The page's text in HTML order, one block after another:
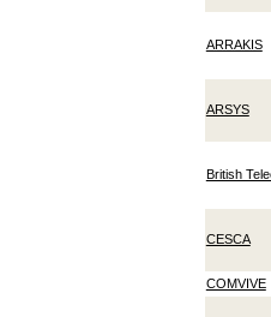
ARRAKIS
ARSYS
British
CESCA
COMVIVE